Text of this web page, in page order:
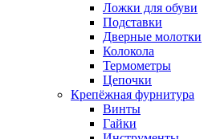
Ложки для обуви
Подставки
Дверные молотки
Колокола
Термометры
Цепочки
Крепёжная фурнитура
Винты
Гайки